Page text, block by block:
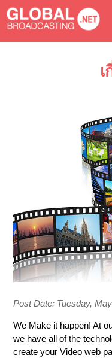
main
เ
Post Date: Tuesday,
We Make it happen! At
we have all of the
create your Video web